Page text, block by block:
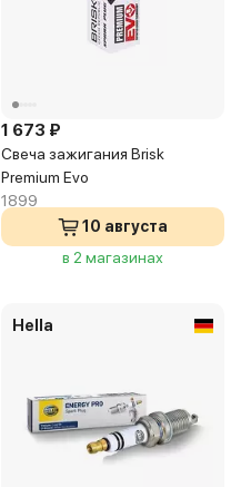
1 673 ₽
Свеча зажигания Brisk
Premium Evo
1899
10 августа
в 2 магазинах
Hella